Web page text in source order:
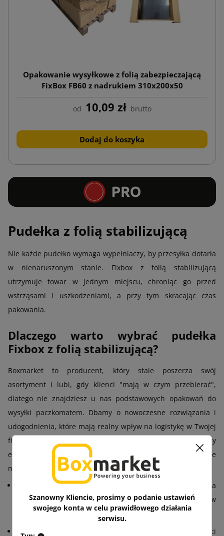
Opakowanie wysyłkowe z folią zabezpieczającą
FixBox FB60 z nadrukiem 310x200x50
od 10,09 zł brutto
Dodaj do koszyka
Pudełka z folią stabilizującą
Nie każde pudełko wymaga wypełniaczy, by przesyłka dotarła
w nienaruszonym stanie. Fixbox z folią stabilizującą
utrzymuje towar w jednym miejscu, chroniąc go przed
wstrząsami i uszkodzeniami, a przy tym skracając czas
pakowania.
Dlaczego warto wybrać pudełka
Fixbox z folią stabilizującą?
Boxmarket to producent, który stale poszerza swój
asortyment i lubi, gdy klienci "mają w czym przebierać",
dlatego nie znajdziesz u nas podstawowych opakowań do
wysyłki paczkomatem. Dbamy o nowoczesne rozwiązania i
udogodnienia, które mają realny wpływ na logistykę w Twojej
firmie. Fixbox to rozwiązanie zaprojektowane z myślą o branży
e-commerce, firmach wysyłkowych i osobach, które regularnie
nadają paczki. Ich kluczowe zalety to:
Bezpieczeństwo na najwyższym poziomie
– elastyczna
folia dopasowuje się do kształtu produktu, utrzymując go w
jednej pozycji.
Oszczędność czasu i kosztów
– brak konieczności
Szanowny Kliencie, prosimy o podanie ustawień
swojego konta w celu prawidłowego działania
serwisu.